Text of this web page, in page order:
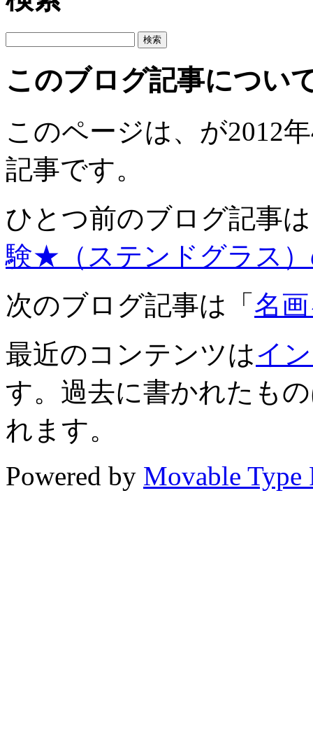
このブログ記事につい
このページは、が2012
記事です。
ひとつ前のブログ記事
験★（ステンドグラス
次のブログ記事は「 名
最近のコンテンツはイ
す。過去に書かれたも
れます。
Powered by Movable Type